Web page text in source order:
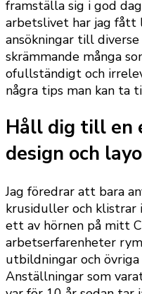
framställa sig i god
arbetslivet har jag fått
ansökningar till
skrämmande många
ofullständigt och
några tips man kan ta
Håll dig till en
design och
Jag föredrar att bara
krusiduller och
ett av hörnen på mitt
arbetserfarenheter
utbildningar och
Anställningar som